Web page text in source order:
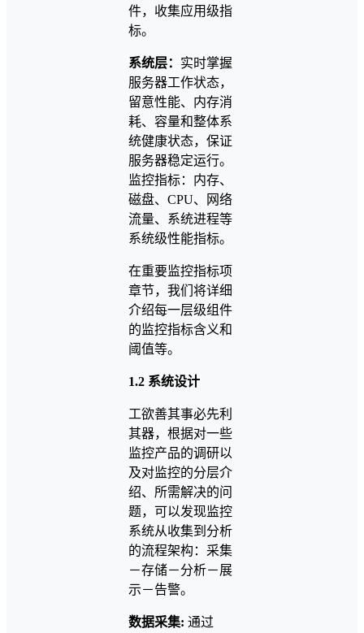
件，收集应用级指
标。
系统层： 实时掌握
服务器工作状态，
留意性能、内存消
耗、容量和整体系
统健康状态，保证
服务器稳定运行。
监控指标：内存、
磁盘、CPU、网络
流量、系统进程等
系统级性能指标。
在重要监控指标项
章节，我们将详细
介绍每一层级组件
的监控指标含义和
阈值等。
1.2 系统设计
工欲善其事必先利
其器，根据对一些
监控产品的调研以
及对监控的分层介
绍、所需解决的问
题，可以发现监控
系统从收集到分析
的流程架构：采集
－存储－分析－展
示－告警。
数据采集: 通过